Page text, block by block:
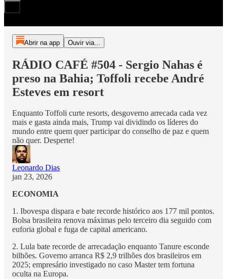
Abrir na app Ouvir via...
RÁDIO CAFÉ #504 - Sergio Nahas é
preso na Bahia; Toffoli recebe André
Esteves em resort
Enquanto Toffoli curte resorts, desgoverno arrecada cada vez
mais e gasta ainda mais, Trump vai dividindo os líderes do
mundo entre quem quer participar do conselho de paz e quem
não quer. Desperte!
Leonardo Dias
jan 23, 2026
ECONOMIA
1. Ibovespa dispara e bate recorde histórico aos 177 mil pontos.
Bolsa brasileira renova máximas pelo terceiro dia seguido com
euforia global e fuga de capital americano.
2. Lula bate recorde de arrecadação enquanto Tanure esconde
bilhões. Governo arranca R$ 2,9 trilhões dos brasileiros em
2025; empresário investigado no caso Master tem fortuna
oculta na Europa.